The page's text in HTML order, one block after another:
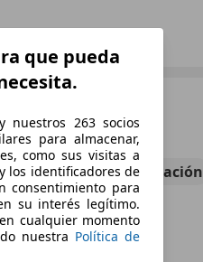
1 Sincomparación
que pueda
nuestros 263 socios
para almacenar,
como sus visitas a
los identificadores de
consentimiento para
su interés legítimo.
cualquier momento
nuestra Política de